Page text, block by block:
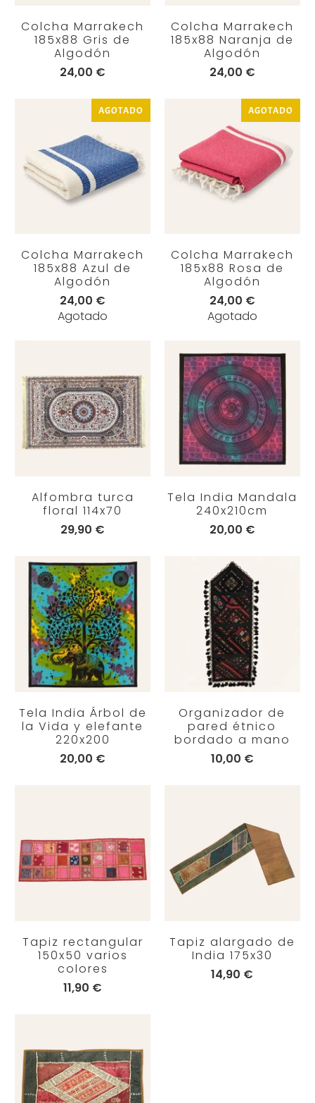
Colcha Marrakech
185x88 Gris de
Algodón
24,00 €
Colcha Marrakech
185x88 Naranja de
Algodón
24,00 €
AGOTADO
Colcha Marrakech
185x88 Azul de
Algodón
24,00 €
Agotado
AGOTADO
Colcha Marrakech
185x88 Rosa de
Algodón
24,00 €
Agotado
Alfombra turca
floral 114x70
29,90 €
Tela India Mandala
240x210cm
20,00 €
Tela India Árbol de
la Vida y elefante
220x200
20,00 €
Organizador de
pared étnico
bordado a mano
10,00 €
Tapiz rectangular
150x50 varios
colores
11,90 €
Tapiz alargado de
India 175x30
14,90 €